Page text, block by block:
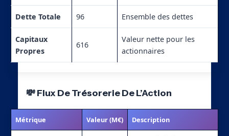
Dette Totale 96 Ensemble des dettes
Capitaux
Propres
616
Valeur nette pour les
actionnaires
💸 Flux De Trésorerie De L’Action
Métrique Valeur (M€) Description